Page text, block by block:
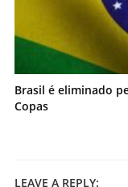
Brasil é eliminado
Copas
LEAVE A REPLY: